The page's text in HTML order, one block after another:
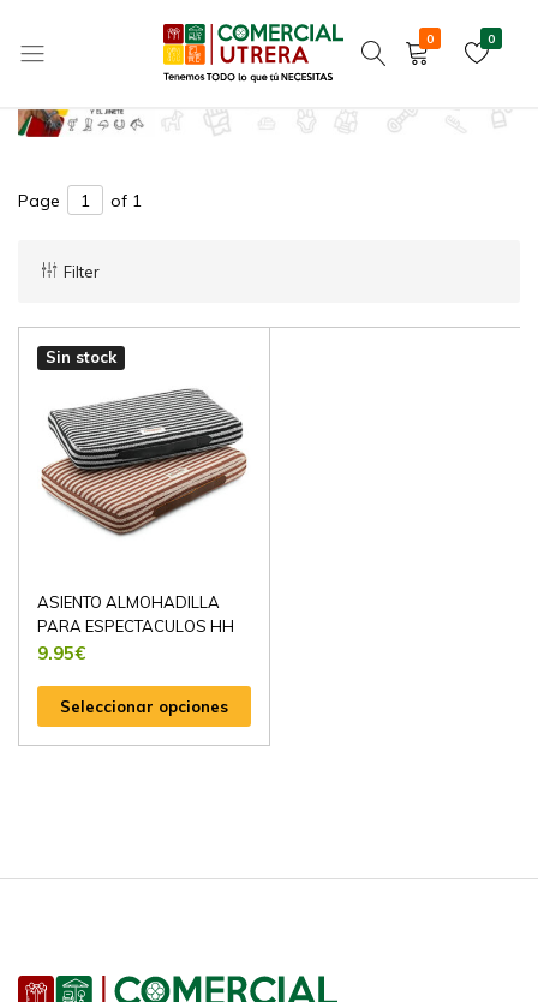
Utrera
TODO
0 0
Regalos hípica Decoración hípica
Page of 1
Filter
Sin stock
ASIENTO ALMOHADILLA
PARA ESPECTACULOS HH
9.95€
Seleccionar opciones